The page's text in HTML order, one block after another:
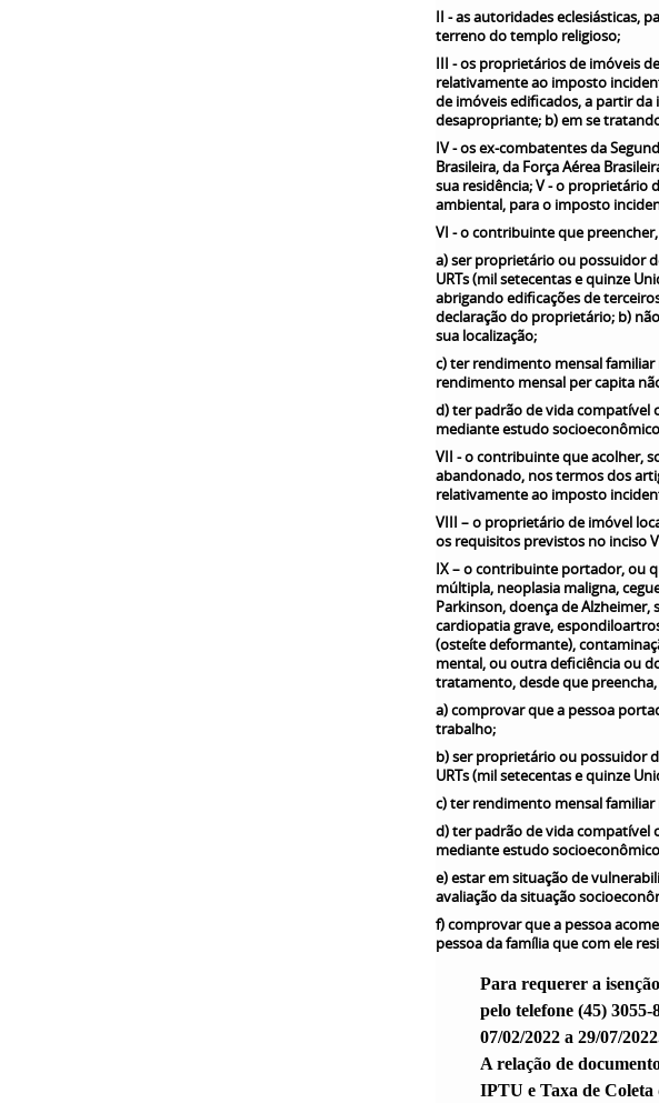
II - as autoridades eclesiásticas,
terreno do templo religioso;
III - os proprietários de imóveis
relativamente ao imposto
de imóveis edificados, a partir
desapropriante; b) em se
IV - os ex-combatentes da
Brasileira, da Força Aérea
sua residência; V - o proprietário
ambiental, para o imposto
VI - o contribuinte que
a) ser proprietário ou possuidor
URTs (mil setecentas e quinze
abrigando edificações de
declaração do proprietário; b)
sua localização;
c) ter rendimento mensal
rendimento mensal per capita
d) ter padrão de vida compatível
mediante estudo
VII - o contribuinte que acolher,
abandonado, nos termos dos
relativamente ao imposto
VIII – o proprietário de imóvel
os requisitos previstos no inciso
IX – o contribuinte portador, ou
múltipla, neoplasia maligna,
Parkinson, doença de
cardiopatia grave,
(osteíte deformante),
mental, ou outra deficiência ou
tratamento, desde que
a) comprovar que a pessoa
trabalho;
b) ser proprietário ou possuidor
URTs (mil setecentas e quinze
c) ter rendimento mensal
d) ter padrão de vida compatível
mediante estudo
e) estar em situação de
avaliação da situação
f) comprovar que a pessoa
pessoa da família que com ele
Para requerer a
pelo telefone (45)
07/02/2022 a 29/07/
A relação de
IPTU e Taxa de